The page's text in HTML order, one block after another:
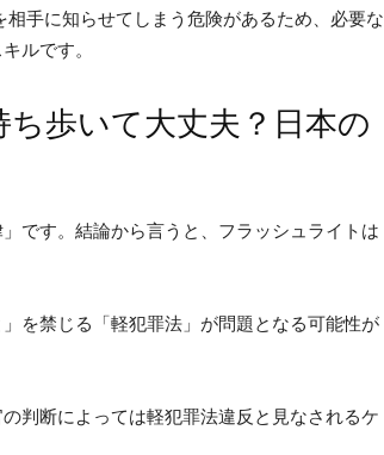
手に知らせてしまう危険があるため、必要な
ルです。
ち歩いて大丈夫？日本の
です。結論から言うと、フラッシュライトは
を禁じる「軽犯罪法」が問題となる可能性が
判断によっては軽犯罪法違反と見なされるケ